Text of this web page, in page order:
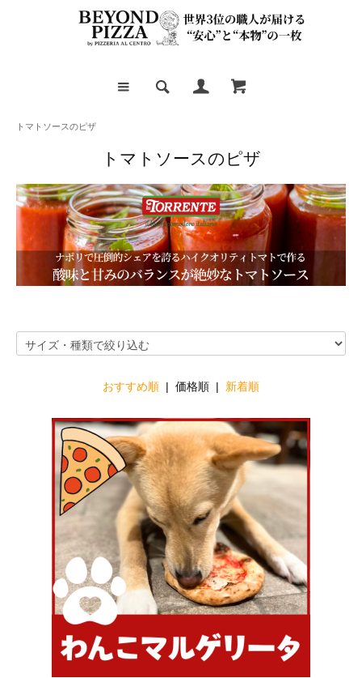
トマトソースのピザ
トマトソースのピザ
おすすめ順 | 価格順 | 新着順